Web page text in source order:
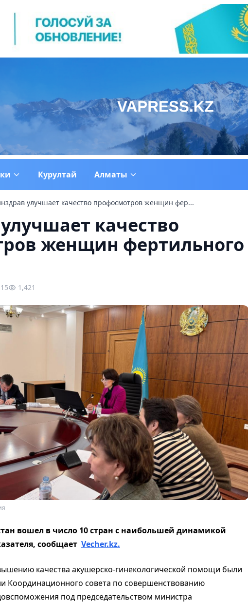
Курултай Алматы
улучшает качество профосмотров женщин фер...
качество
женщин фертильного
1,421
вошел в число 10 стран с наибольшей динамикой
сообщает Vecher.kz.
качества акушерско-гинекологической помощи были
Координационного совета по совершенствованию
под председательством министра